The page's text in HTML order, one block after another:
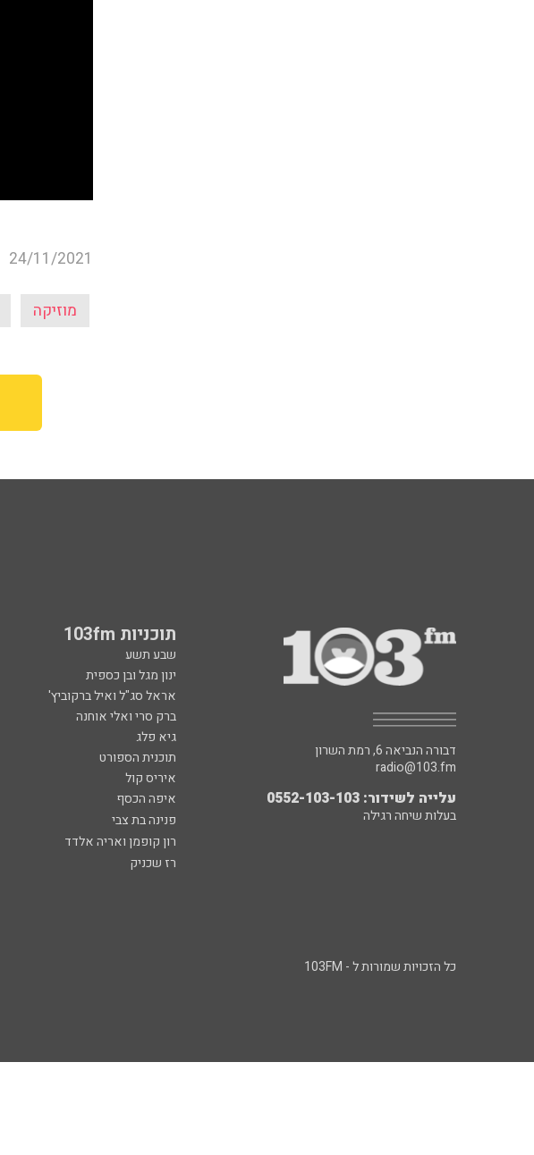
24/11/2021
מוזיקה
תוכניות 103fm
שבע תשע
ינון מגל ובן כספית
אראל סג"ל ואיל ברקוביץ'
ברק סרי ואלי אוחנה
גיא פלג
תוכנית הספורט
איריס קול
איפה הכסף
פנינה בת צבי
רון קופמן ואריה אלדד
רז שכניק
דבורה הנביאה 6, רמת השרון
radio@103.fm
עלייה לשידור: 0552-103-103
בעלות שיחה רגילה
כל הזכויות שמורות ל - 103FM